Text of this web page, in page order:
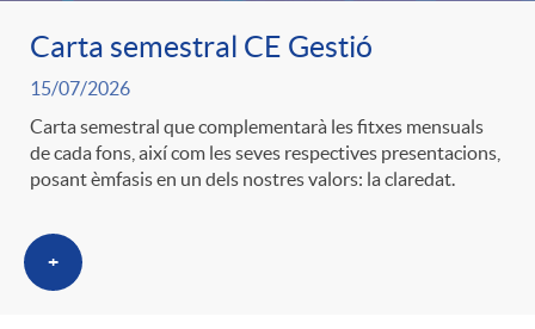
c
a
d
o
Carta semestral CE Gestió
15/07/2026
Carta semestral que complementarà les fitxes mensuals
de cada fons, així com les seves respectives presentacions,
posant èmfasis en un dels nostres valors: la claredat.
+